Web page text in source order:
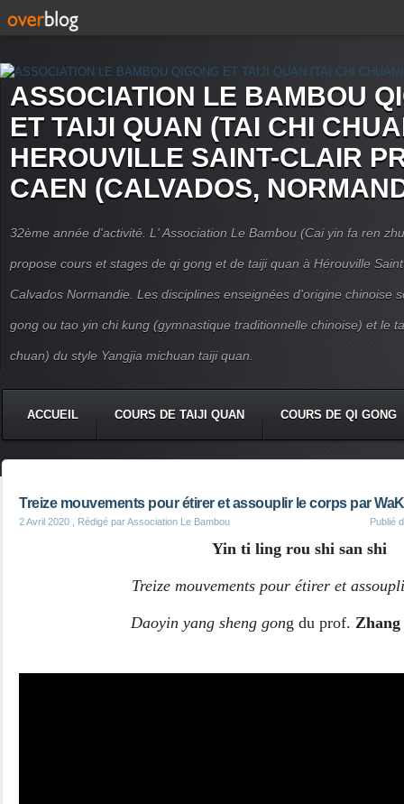
ASSOCIATION LE BAMBOU
ET TAIJI QUAN (TAI CHI
HEROUVILLE SAINT-CLAIR
CAEN (CALVADOS,
32ème année d'activité. L' Association Le Bambou (Cai yin fa ren
propose cours et stages de qi gong et de taiji quan à Hérouville
Calvados Normandie. Les disciplines enseignées d'origine chinoise
gong ou tao yin chi kung (gymnastique traditionnelle chinoise) et le
chuan) du style Yangjia michuan taiji quan.
ACCUEIL COURS DE TAIJI QUAN COURS DE QI GONG
Treize mouvements pour étirer et assouplir le corps par
2 Avril 2020 , Rédigé par Association Le Bambou Publié
Yin ti ling rou shi san shi
Treize mouvements pour étirer et
Daoyin yang sheng gong du prof. Zhang